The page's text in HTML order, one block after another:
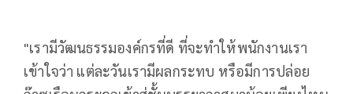
"เรามีวัฒนธรรมองค์กรที่ดี ที่จะทำให้พนักงานเรา
เข้าใจว่า แต่ละวันเรามีผลกระทบ หรือมีการปล่อย